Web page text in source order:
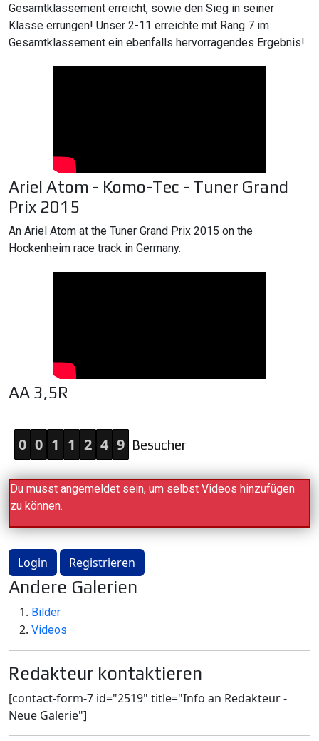
Gesamtklassement erreicht, sowie den Sieg in seiner
Klasse errungen! Unser 2-11 erreichte mit Rang 7 im
Gesamtklassement ein ebenfalls hervorragendes Ergebnis!
Ariel Atom - Komo-Tec - Tuner Grand
Prix 2015
An Ariel Atom at the Tuner Grand Prix 2015 on the
Hockenheim race track in Germany.
AA 3,5R
0 0 1 1 2 4 9 Besucher
Du musst angemeldet sein, um selbst Videos hinzufügen
zu können.
Login Registrieren
Andere Galerien
Bilder
Videos
Redakteur kontaktieren
[contact-form-7 id="2519" title="Info an Redakteur -
Neue Galerie"]